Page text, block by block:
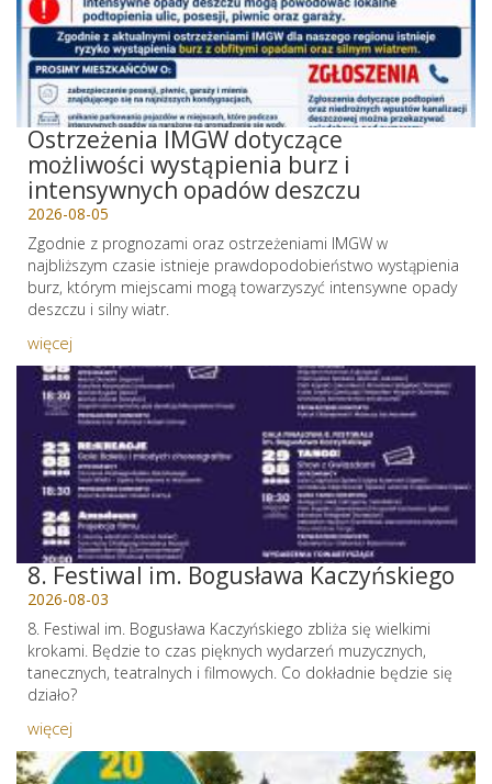
Ostrzeżenia IMGW dotyczące
możliwości wystąpienia burz i
intensywnych opadów deszczu
2026-08-05
Zgodnie z prognozami oraz ostrzeżeniami IMGW w
najbliższym czasie istnieje prawdopodobieństwo wystąpienia
burz, którym miejscami mogą towarzyszyć intensywne opady
deszczu i silny wiatr.
więcej
8. Festiwal im. Bogusława Kaczyńskiego
2026-08-03
8. Festiwal im. Bogusława Kaczyńskiego zbliża się wielkimi
krokami. Będzie to czas pięknych wydarzeń muzycznych,
tanecznych, teatralnych i filmowych. Co dokładnie będzie się
działo?
więcej